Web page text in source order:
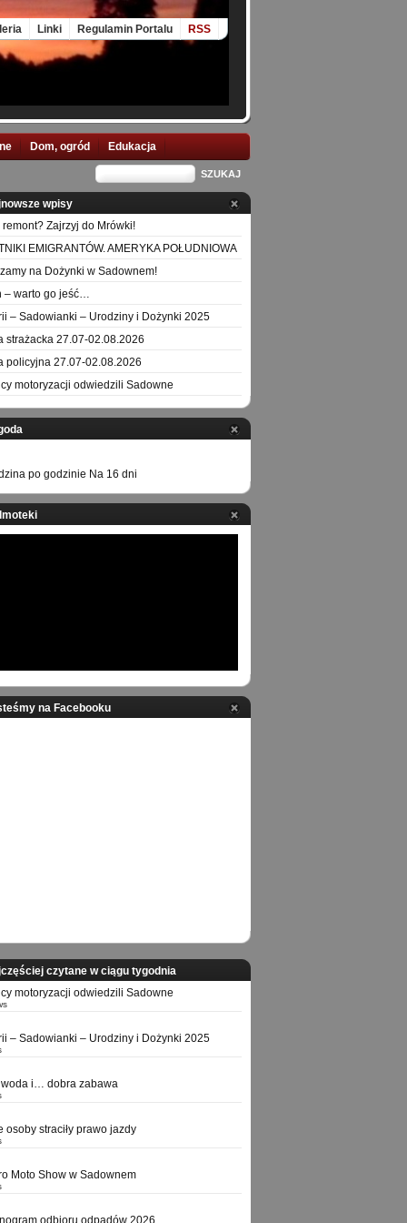
Linki Regulamin Portalu RSS
Dom, ogród Edukacja
wpisy
Zajrzyj do Mrówki!
EMIGRANTÓW. AMERYKA POŁUDNIOWA
na Dożynki w Sadownem!
– warto go jeść…
– Sadowianki – Urodziny i Dożynki 2025
strażacka 27.07-02.08.2026
policyjna 27.07-02.08.2026
motoryzacji odwiedzili Sadowne
po godzinie Na 16 dni
na Facebooku
czytane w ciągu tygodnia
motoryzacji odwiedzili Sadowne
– Sadowianki – Urodziny i Dożynki 2025
woda i… dobra zabawa
osoby straciły prawo jazdy
Moto Show w Sadownem
odbioru odpadów 2026